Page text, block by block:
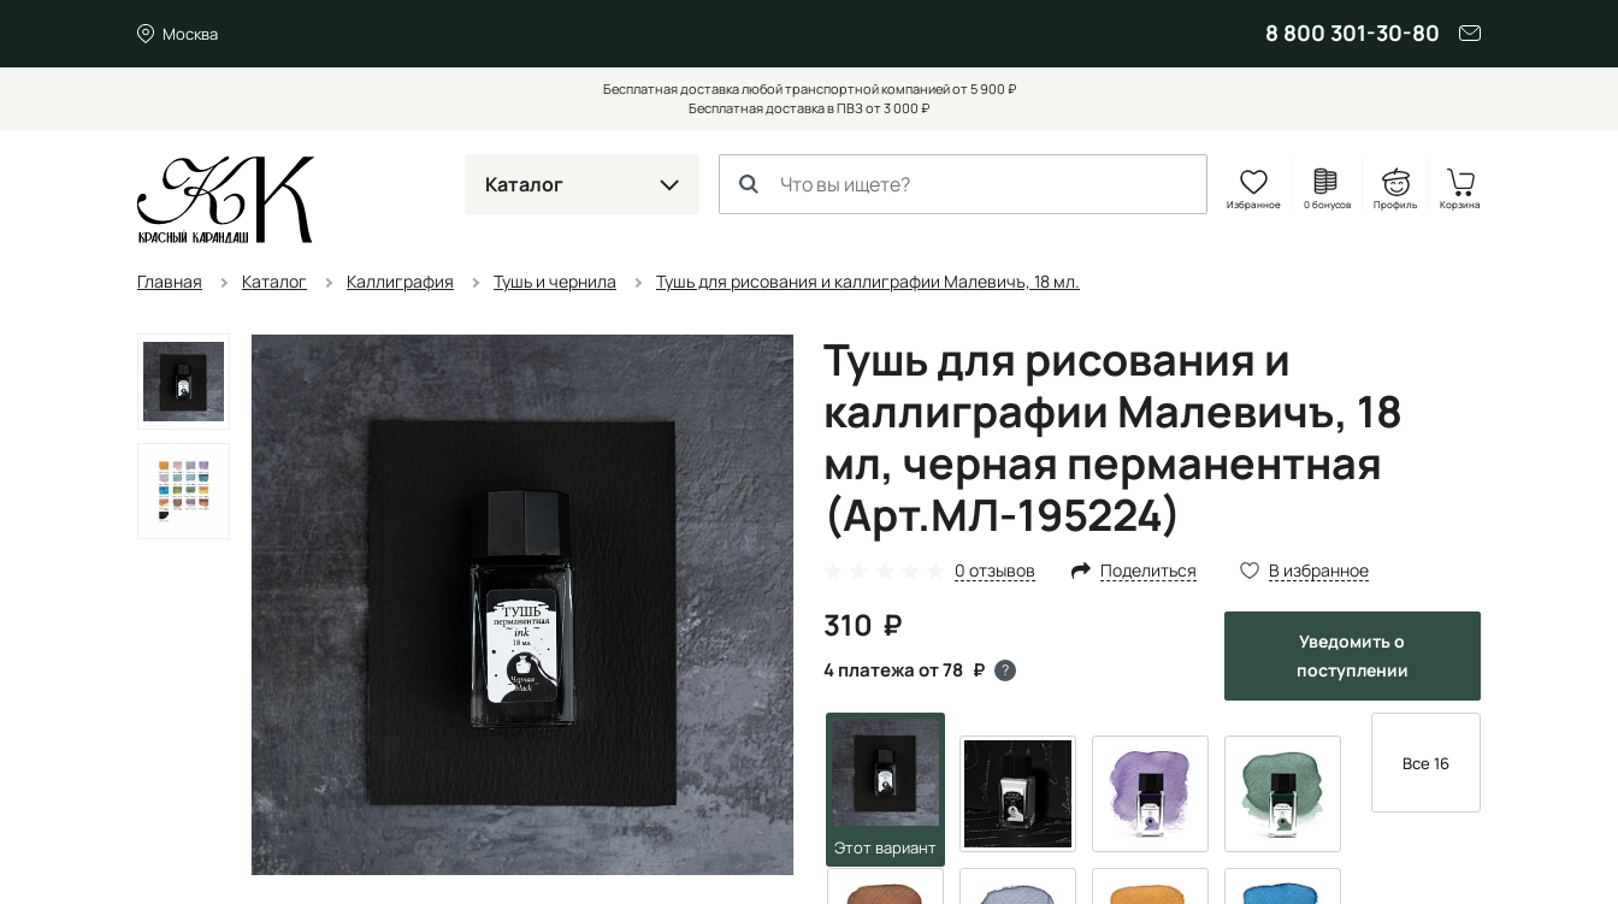
Москва 8 800 301-30-80
Бесплатная доставка любой транспортной компанией от 5 900 ₽
Бесплатная доставка в ПВЗ от 3 000 ₽
Каталог
Избранное 0 бонусов Профиль Корзина
Главная Каталог Каллиграфия Тушь и чернила Тушь для рисования и каллиграфии Малевичъ, 18 мл.
Тушь для рисования и
каллиграфии Малевичъ, 18
мл, черная перманентная
(Арт.МЛ-195224)
0 отзывов Поделиться В избранное
310
4 платежа от 78 ?
Уведомитьо
поступлении
Все 16